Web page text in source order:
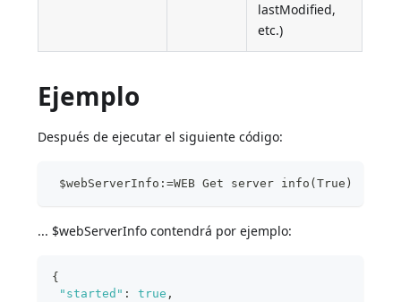
lastModified,
etc.)
Ejemplo
Después de ejecutar el siguiente código:
$webServerInfo:=WEB Get server info(True)
... $webServerInfo contendrá por ejemplo:
{
"started" : true ,